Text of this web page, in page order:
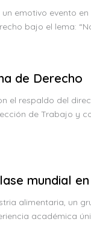
un emotivo evento
bajo el lema:
de Derecho
el respaldo del
de Trabajo y
mundial
alimentaria, un
académica